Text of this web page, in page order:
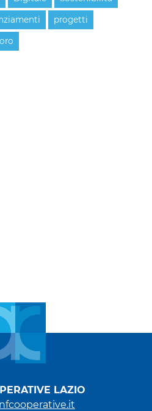
progetti
LAZIO